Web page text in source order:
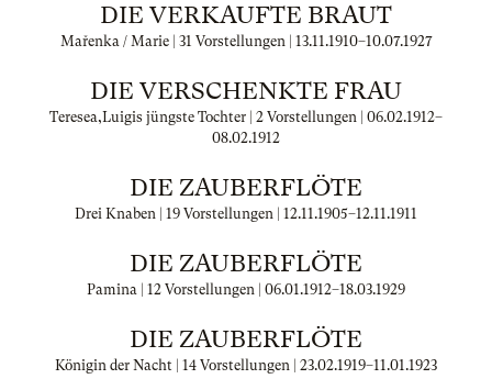
DIE VERKAUFTE BRAUT
Mařenka / Marie | 31 Vorstellungen | 13.11.1910–10.07.1927
DIE VERSCHENKTE FRAU
Teresea,Luigis jüngste Tochter | 2 Vorstellungen | 06.02.1912–
08.02.1912
DIE ZAUBERFLÖTE
Drei Knaben | 19 Vorstellungen | 12.11.1905–12.11.1911
DIE ZAUBERFLÖTE
Pamina | 12 Vorstellungen | 06.01.1912–18.03.1929
DIE ZAUBERFLÖTE
Königin der Nacht | 14 Vorstellungen | 23.02.1919–11.01.1923